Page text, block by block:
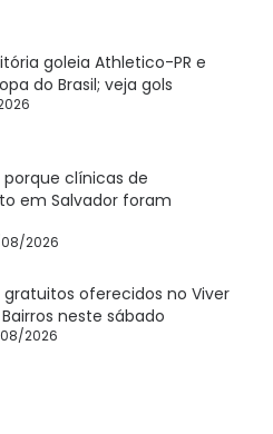
goleia Athletico-PR e
do Brasil; veja gols
porque clínicas de
em Salvador foram
2026
gratuitos oferecidos no Viver
neste sábado
2026